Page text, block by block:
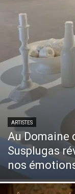
ARTISTES
Au Domaine
Susplugas
nos